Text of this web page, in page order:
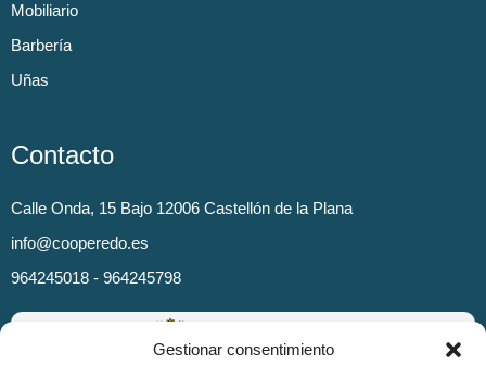
Gestionar consentimiento
Mobiliario
Barbería
Uñas
Contacto
Calle Onda, 15 Bajo 12006 Castellón de la Plana
info@cooperedo.es
964245018 - 964245798